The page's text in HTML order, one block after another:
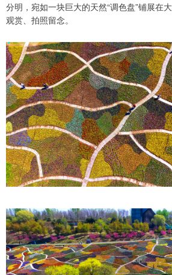
分明，宛如一块巨大的天然“调色盘”铺展在
观赏、拍照留念。